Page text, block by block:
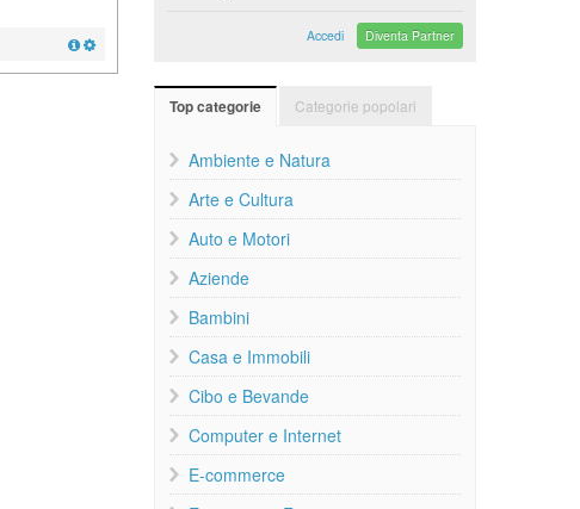
Accedi Diventa Partner
Top categorie Categorie popolari
Ambiente e Natura
Arte e Cultura
Auto e Motori
Aziende
Bambini
Casa e Immobili
Cibo e Bevande
Computer e Internet
E-commerce